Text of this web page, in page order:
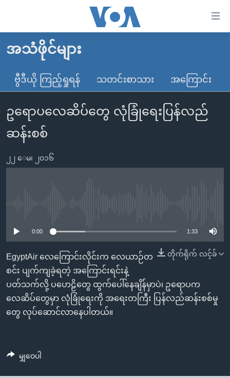
လွယ်ကူ
သည့်
များ
ပင်မ
သို့
စာမျက်နှာ
သို့
ကျော်
ကြည့်
ရန်
နေရာ
မူလစာမျက်နှာ
မြန်မာ
ကမ္ဘာ့သတင်းများ
နိုင်ငံတကာ
အမေရိကန်
အစ္စရေး-ပါလက်စတိုင်း
ဗွီဒီယို
သတင်းလွတ်လပ်ခွင့်
ရပ်ဝန်းတခု လမ်းတခု အလွန်
အင်္ဂလိပ်စာလေ့လာမယ်
ဗွီအိုအေ လူမှုကွန်ယက်များ
အသံဖိုင်များ
ဗွီဒီယို ကြည့်ရှုရန် သတင်းစာသား အကြောင်း
ဥရောပလေဆိပ်တွေ လုံခြုံရေးပြန်လည်
ဆန်းစစ်
၂၂ ေမ၊ ၂၀၁၆
0:00 1:33
တိုက်ရိုက် လင့်ခ်
EgyptAir လေကြောင်းလိုင်းက လေယာဉ်တ
စင်း ပျက်ကျခဲ့ရတဲ့ အကြောင်းရင်းနဲ့
ပတ်သက်လို့ ပဟေဠိတွေ ထွက်ပေါ်နေချိန်မှာပဲ၊ ဥရောပက
လေဆိပ်တွေမှာ လုံခြုံရေးကို အရေးတကြီး ပြန်လည်ဆန်းစစ်မှု
တွေ လုပ်ဆောင်လာနေပါတယ်။
မျှဝေပါ